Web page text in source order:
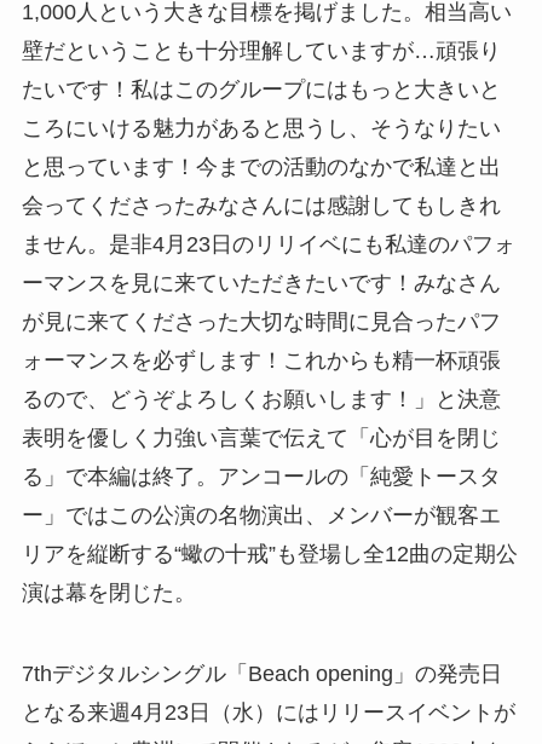
1,000人という大きな目標を掲げました。相当高い
壁だということも十分理解していますが…頑張り
たいです！私はこのグループにはもっと大きいと
ころにいける魅力があると思うし、そうなりたい
と思っています！今までの活動のなかで私達と出
会ってくださったみなさんには感謝してもしきれ
ません。是非4月23日のリリイベにも私達のパフォ
ーマンスを見に来ていただきたいです！みなさん
が見に来てくださった大切な時間に見合ったパフ
ォーマンスを必ずします！これからも精一杯頑張
るので、どうぞよろしくお願いします！」と決意
表明を優しく力強い言葉で伝えて「心が目を閉じ
る」で本編は終了。アンコールの「純愛トースタ
ー」ではこの公演の名物演出、メンバーが観客エ
リアを縦断する“蠍の十戒”も登場し全12曲の定期公
演は幕を閉じた。
7thデジタルシングル「Beach opening」の発売日
となる来週4月23日（水）にはリリースイベントが